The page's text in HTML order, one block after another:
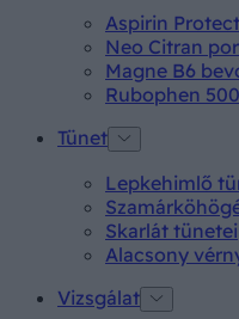
Aspirin
Neo Citran
Magne B6
Rubophen
Tünet
Lepkehimlő
Skarlát tünetei
Alacsony
Vizsgálat